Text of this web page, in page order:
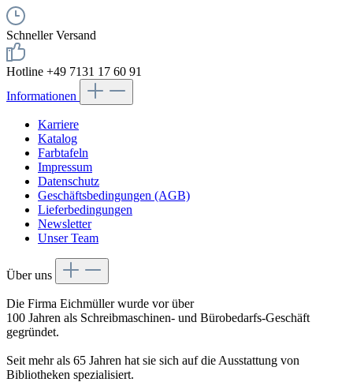
Schneller Versand
Hotline +49 7131 17 60 91
Informationen
Karriere
Katalog
Farbtafeln
Impressum
Datenschutz
Geschäftsbedingungen (AGB)
Lieferbedingungen
Newsletter
Unser Team
Über uns
Die Firma Eichmüller wurde vor über
100 Jahren als Schreibmaschinen- und Bürobedarfs-Geschäft
gegründet.
Seit mehr als 65 Jahren hat sie sich auf die Ausstattung von
Bibliotheken spezialisiert.